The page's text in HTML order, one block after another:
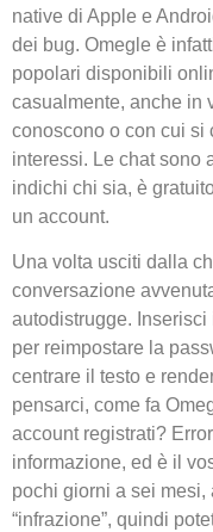
native di Apple e
dei bug. Omegle è
popolari disponibili
casualmente, anche in
conoscono o con cui si
interessi. Le chat sono
indichi chi sia, è
un account.
Una volta usciti dalla
conversazione
autodistrugge. Inserisci
per reimpostare la
centrare il testo e
pensarci, come fa
account registrati?
informazione, ed è il
pochi giorni a sei
“infrazione”, quindi